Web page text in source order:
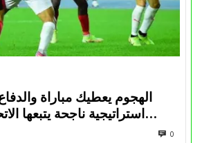
الهجوم يعطيك مباراة
استراتيجية ناجحة يتبعها
0